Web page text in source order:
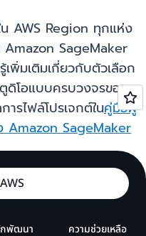
น AWS Region ทุกแห่ง
SageMaker
เพิ่มเติมเกี่ยวกับตัวเลือก
ดิโอแบบครบวงจรของ
รไฟล์โปรเจกต์ในคู่มือผู้
Amazon SageMaker
พัฒนา ความช่วยเหลือ